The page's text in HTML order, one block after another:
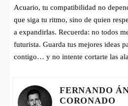
Acuario, tu compatibilidad no
que siga tu ritmo, sino de quien
a expandirlas. Recuerda: no todos
futurista. Guarda tus mejores ideas
contigo… y no intente cortarte las
FERNANDO
CORONADO